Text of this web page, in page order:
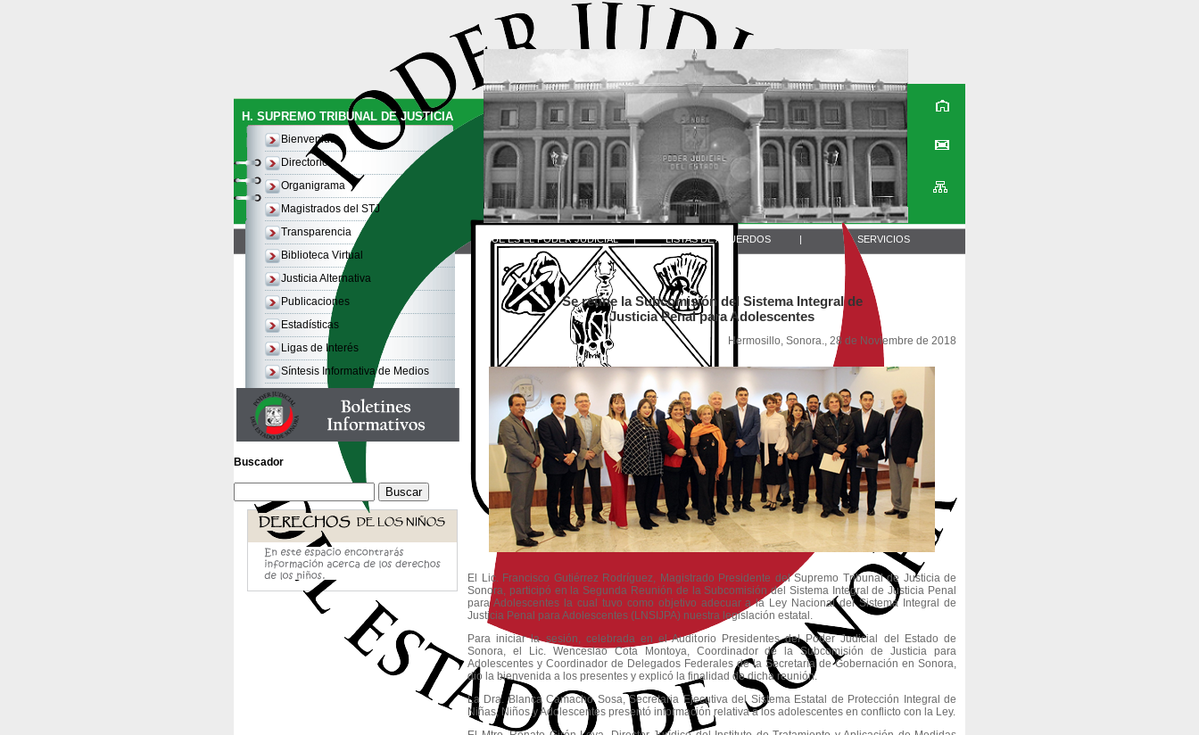
H. SUPREMO TRIBUNAL DE JUSTICIA
Bienvenida
Directorio
Organigrama
Magistrados del STJ
Transparencia
Biblioteca Virtual
Justicia Alternativa
Publicaciones
Estadísticas
Ligas de Interés
Síntesis Informativa de Medios
Buscador
QUE ES EL PODER JUDICIAL | LISTAS DE ACUERDOS | SERVICIOS
Se reúne la Subcomisión del Sistema Integral de
Justicia Penal para Adolescentes
Hermosillo, Sonora., 28 de Noviembre de 2018
El Lic. Francisco Gutiérrez Rodríguez, Magistrado Presidente del Supremo Tribunal de Justicia de
Sonora, participó en la Segunda Reunión de la Subcomisión del Sistema Integral de Justicia Penal
para Adolescentes la cual tuvo como objetivo adecuar a la Ley Nacional del Sistema Integral de
Justicia Penal para Adolescentes (LNSIJPA) nuestra legislación estatal.
Para iniciar la sesión, celebrada en el Auditorio Presidentes del Poder Judicial del Estado de
Sonora, el Lic. Wenceslao Cota Montoya, Coordinador de la Subcomisión de Justicia para
Adolescentes y Coordinador de Delegados Federales de la Secretaría de Gobernación en Sonora,
dio la bienvenida a los presentes y explicó la finalidad de dicha reunión.
La Dra. Blanca Camacho Sosa, Secretaria Ejecutiva del Sistema Estatal de Protección Integral de
Niñas, Niños y Adolescentes presentó información relativa a los adolescentes en conflicto con la Ley.